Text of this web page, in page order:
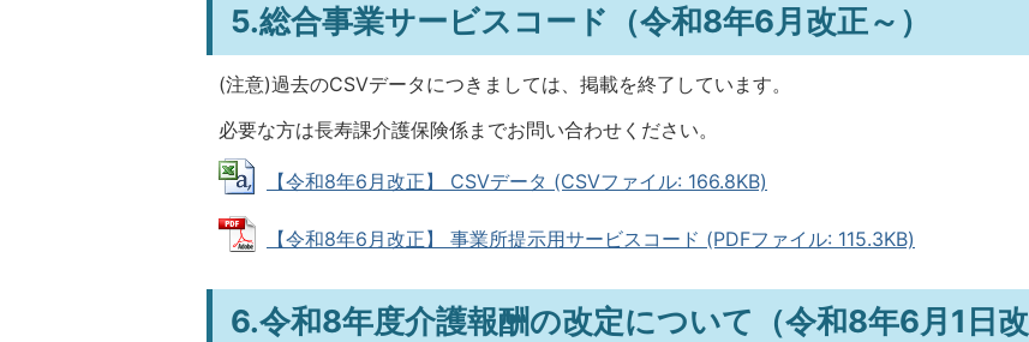
5.総合事業サービスコード（令和8年6月改正～）
(注意)過去のCSVデータにつきましては、掲載を終了しています。
必要な方は長寿課介護保険係までお問い合わせください。
【令和8年6月改正】 CSVデータ (CSVファイル: 166.8KB)
【令和8年6月改正】 事業所提示用サービスコード (PDFファイル: 115.3KB)
6.令和8年度介護報酬の改定について（令和8年6月1日改